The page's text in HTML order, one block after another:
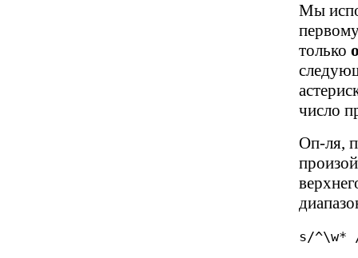
Мы
только
число
Оп-ля,
s/^\w*